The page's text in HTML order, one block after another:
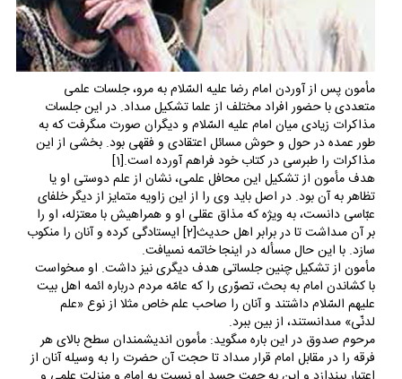
مأمون پس از آوردن امام رضا عليه السّلام به مرو، جلسات علمى
متعددى با حضور افراد مختلف از علما تشكيل مى‏داد. در اين جلسات
مذاكرات زيادى ميان امام عليه السّلام و ديگران صورت مى‏گرفت كه به
طور عمده در حول و حوش مسائل اعتقادى و فقهى بود. بخشى از اين
مذاكرات را طبرسى در كتاب خود فراهم آورده است.[1]
هدف مأمون از تشكيل اين محافل علمى، نشان از علم دوستى او يا
تظاهر به آن بود. در اصل بايد وى را از اين زاويه متمايز از ديگر خلفاى
عبّاسى دانست، به ويژه كه مذاق عقلى او و همراهيش با معتزله، او را
بر آن مى‏داشت تا در برابر اهل حديث[2] ايستادگى كرده و آنان را منكوب
سازد. با اين حال مسأله در اينجا خاتمه نمى‏يافت.
مأمون از تشكيل چنين جلساتى هدف ديگرى نيز داشت. او مى‏خواست
با كشاندن امام به بحث، تصوّرى را كه عامّه مردم درباره ائمه اهل بيت
عليهم السّلام داشتند و آنان را صاحب علم خاص مثلا از نوع «علم
لدنّى» مى‏دانستند، از بين ببرد.
مرحوم صدوق در اين باره مى‏گويد: مأمون انديشمندان سطح بالاى هر
فرقه را در مقابل امام قرار مى‏داد تا حجت آن حضرت را به وسيله آنان از